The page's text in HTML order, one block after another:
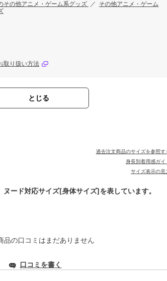
その他アニメ・ゲーム系グッズ ／ その他アニメ・ゲーム
取り扱い方法
とじる
過去注文商品のサイズを参照す
身長別着用感ガイ
サイズ表示の見
ード対応サイズ[身体サイズ]を表しています。
品の口コミはまだありません
口コミを書く